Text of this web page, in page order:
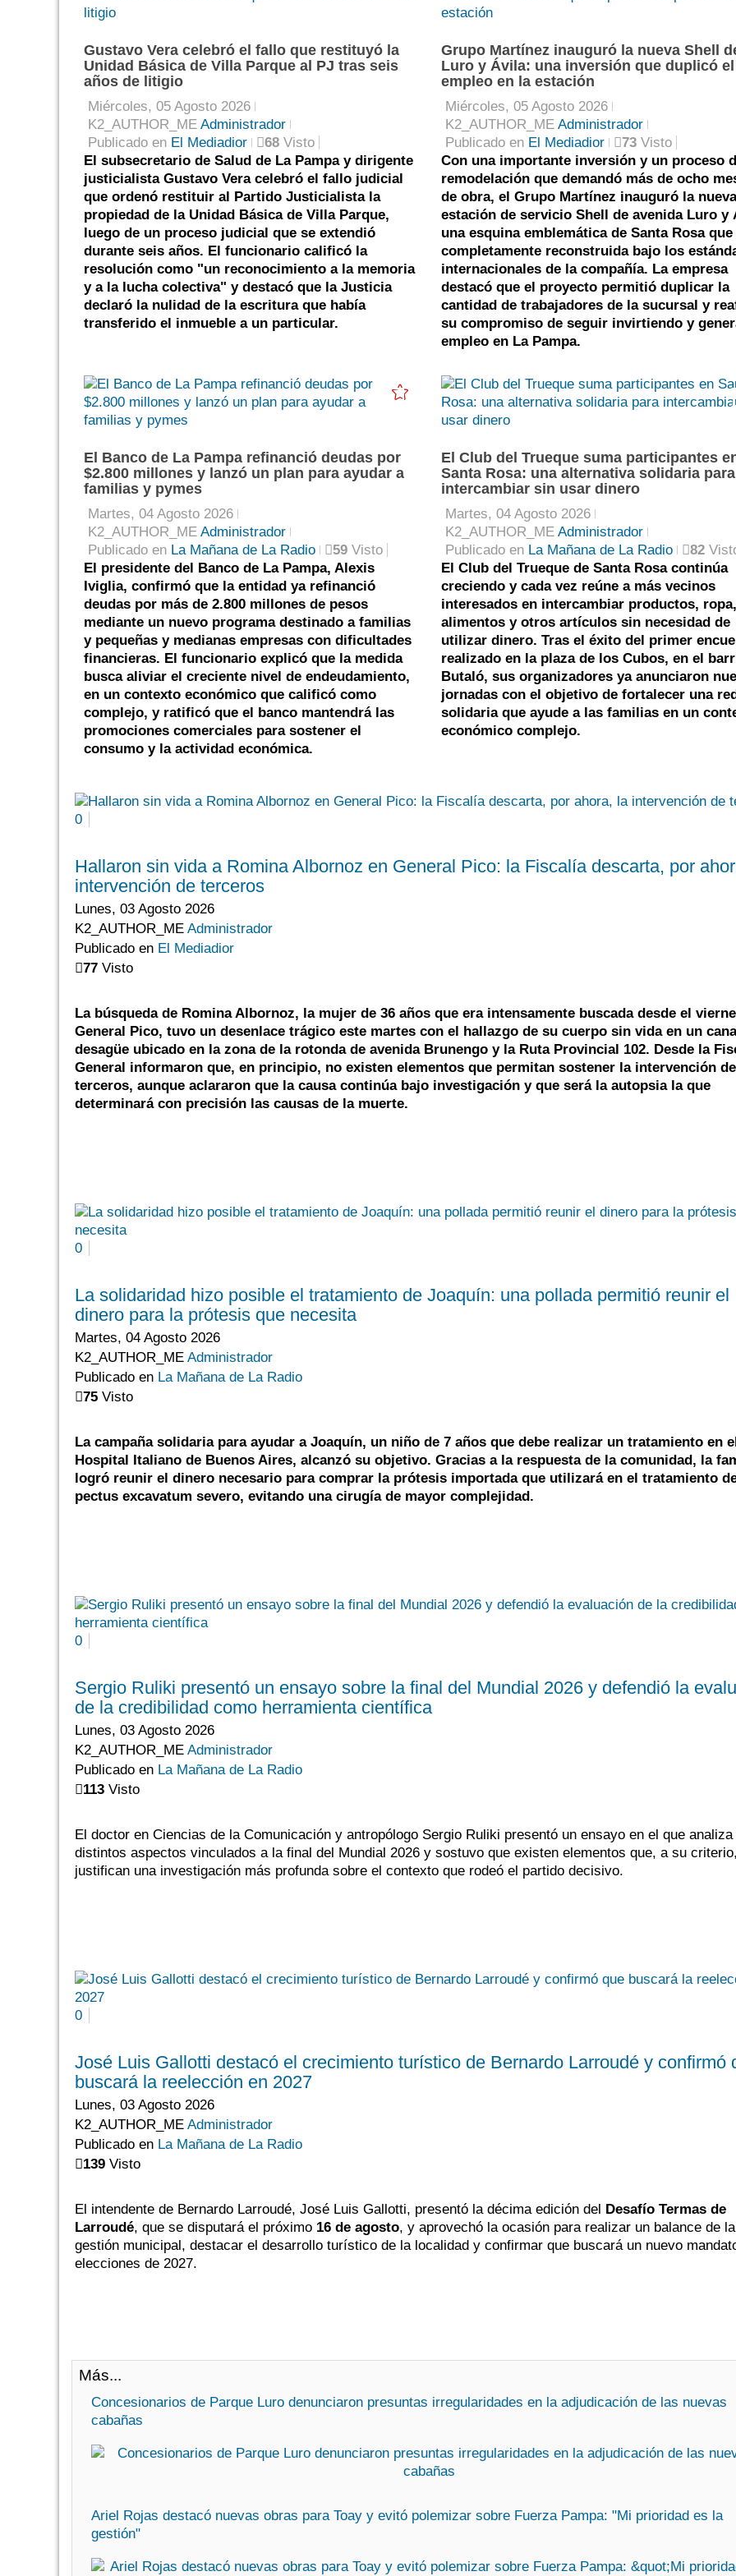
Gustavo Vera celebró el fallo que restituyó la
Unidad Básica de Villa Parque al PJ tras seis
años de litigio
Miércoles, 05 Agosto 2026
K2_AUTHOR_ME Administrador
Publicado en El Mediadior 68 Visto
El subsecretario de Salud de La Pampa y dirigente
justicialista Gustavo Vera celebró el fallo judicial
que ordenó restituir al Partido Justicialista la
propiedad de la Unidad Básica de Villa Parque,
luego de un proceso judicial que se extendió
durante seis años. El funcionario calificó la
resolución como "un reconocimiento a la memoria
y a la lucha colectiva" y destacó que la Justicia
declaró la nulidad de la escritura que había
transferido el inmueble a un particular.
Grupo Martínez inauguró la nueva Shell
Luro y Ávila: una inversión que duplicó el
empleo en la estación
Miércoles, 05 Agosto 2026
K2_AUTHOR_ME Administrador
Publicado en El Mediadior 73 Visto
Con una importante inversión y un proceso
remodelación que demandó más de ocho
de obra, el Grupo Martínez inauguró la nueva
estación de servicio Shell de avenida Luro y
una esquina emblemática de Santa Rosa
completamente reconstruida bajo los
internacionales de la compañía. La empresa
destacó que el proyecto permitió duplicar la
cantidad de trabajadores de la sucursal y
su compromiso de seguir invirtiendo y
empleo en La Pampa.
El Banco de La Pampa refinanció deudas por
$2.800 millones y lanzó un plan para ayudar a
familias y pymes
Martes, 04 Agosto 2026
K2_AUTHOR_ME Administrador
Publicado en La Mañana de La Radio 59 Visto
El presidente del Banco de La Pampa, Alexis
Iviglia, confirmó que la entidad ya refinanció
deudas por más de 2.800 millones de pesos
mediante un nuevo programa destinado a familias
y pequeñas y medianas empresas con dificultades
financieras. El funcionario explicó que la medida
busca aliviar el creciente nivel de endeudamiento,
en un contexto económico que calificó como
complejo, y ratificó que el banco mantendrá las
promociones comerciales para sostener el
consumo y la actividad económica.
El Club del Trueque suma participantes
Santa Rosa: una alternativa solidaria para
intercambiar sin usar dinero
Martes, 04 Agosto 2026
K2_AUTHOR_ME Administrador
Publicado en La Mañana de La Radio 82
El Club del Trueque de Santa Rosa continúa
creciendo y cada vez reúne a más vecinos
interesados en intercambiar productos, ropa,
alimentos y otros artículos sin necesidad de
utilizar dinero. Tras el éxito del primer
realizado en la plaza de los Cubos, en el
Butaló, sus organizadores ya anunciaron
jornadas con el objetivo de fortalecer una
solidaria que ayude a las familias en un
económico complejo.
0
Hallaron sin vida a Romina Albornoz en General Pico: la Fiscalía descarta, por
intervención de terceros
Lunes, 03 Agosto 2026
K2_AUTHOR_ME Administrador
Publicado en El Mediadior
77 Visto
La búsqueda de Romina Albornoz, la mujer de 36 años que era intensamente buscada desde el
General Pico, tuvo un desenlace trágico este martes con el hallazgo de su cuerpo sin vida en un
desagüe ubicado en la zona de la rotonda de avenida Brunengo y la Ruta Provincial 102. Desde la
General informaron que, en principio, no existen elementos que permitan sostener la intervención de
terceros, aunque aclararon que la causa continúa bajo investigación y que será la autopsia la que
determinará con precisión las causas de la muerte.
0
La solidaridad hizo posible el tratamiento de Joaquín: una pollada permitió reunir el
dinero para la prótesis que necesita
Martes, 04 Agosto 2026
K2_AUTHOR_ME Administrador
Publicado en La Mañana de La Radio
75 Visto
La campaña solidaria para ayudar a Joaquín, un niño de 7 años que debe realizar un tratamiento en
Hospital Italiano de Buenos Aires, alcanzó su objetivo. Gracias a la respuesta de la comunidad, la
logró reunir el dinero necesario para comprar la prótesis importada que utilizará en el tratamiento
pectus excavatum severo, evitando una cirugía de mayor complejidad.
0
Sergio Ruliki presentó un ensayo sobre la final del Mundial 2026 y defendió la
de la credibilidad como herramienta científica
Lunes, 03 Agosto 2026
K2_AUTHOR_ME Administrador
Publicado en La Mañana de La Radio
113 Visto
El doctor en Ciencias de la Comunicación y antropólogo Sergio Ruliki presentó un ensayo en el que analiza
distintos aspectos vinculados a la final del Mundial 2026 y sostuvo que existen elementos que, a su criterio,
justifican una investigación más profunda sobre el contexto que rodeó el partido decisivo.
0
José Luis Gallotti destacó el crecimiento turístico de Bernardo Larroudé y confirmó
buscará la reelección en 2027
Lunes, 03 Agosto 2026
K2_AUTHOR_ME Administrador
Publicado en La Mañana de La Radio
139 Visto
El intendente de Bernardo Larroudé, José Luis Gallotti, presentó la décima edición del Desafío Termas de
Larroudé, que se disputará el próximo 16 de agosto, y aprovechó la ocasión para realizar un balance de la
gestión municipal, destacar el desarrollo turístico de la localidad y confirmar que buscará un nuevo
elecciones de 2027.
Más...
Concesionarios de Parque Luro denunciaron presuntas irregularidades en la adjudicación de las nuevas
cabañas
Ariel Rojas destacó nuevas obras para Toay y evitó polemizar sobre Fuerza Pampa: "Mi prioridad es la
gestión"